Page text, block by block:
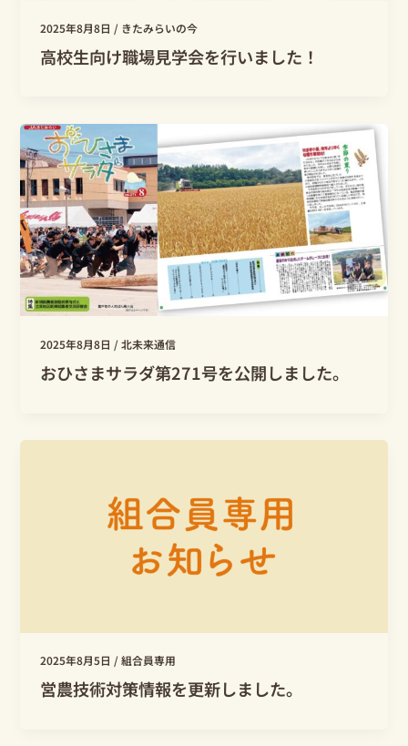
2025年8月8日 / きたみらいの今
高校生向け職場見学会を行いました！
2025年8月8日 /北未来通信
おひさまサラダ第271号を公開しました。
2025年8月5日/組合員専用
営農技術対策情報を更新しました。